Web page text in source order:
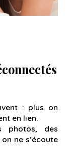
: plus on
en lien.
photos, des
ne s’écoute